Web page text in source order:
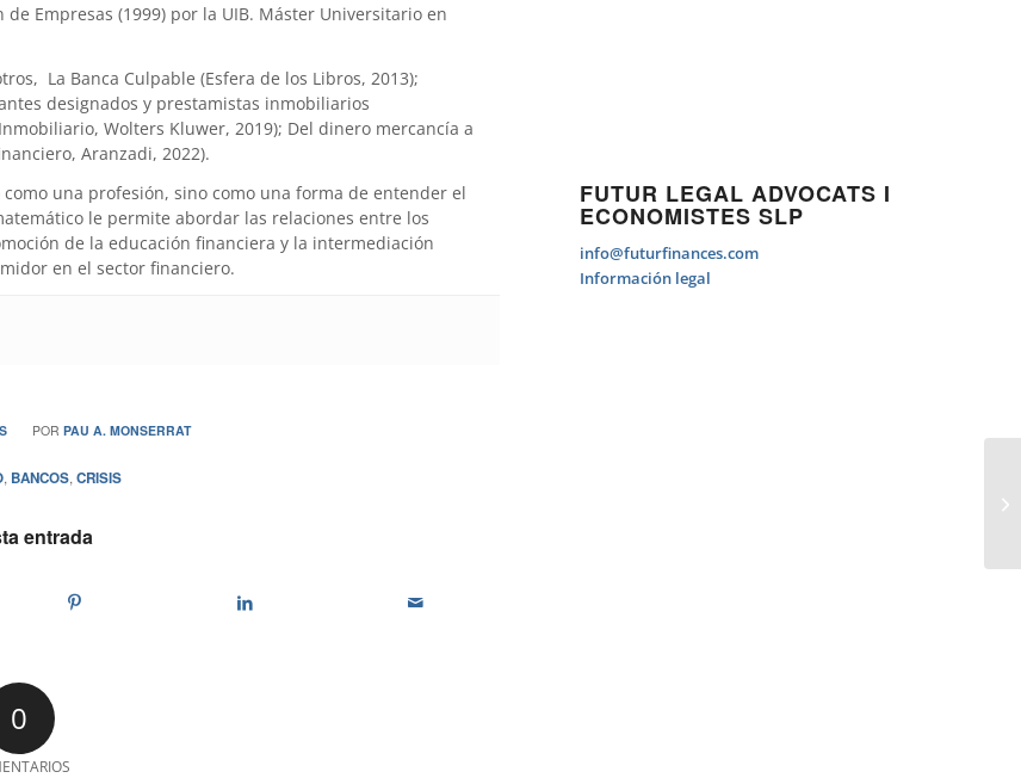
Empresas (1999) por la UIB. Máster Universitario en
La Banca Culpable (Esfera de los Libros, 2013);
designados y prestamistas inmobiliarios
Wolters Kluwer, 2019); Del dinero mercancía a
Aranzadi, 2022).
una profesión, sino como una forma de entender el
le permite abordar las relaciones entre los
de la educación financiera y la intermediación
en el sector financiero.
POR PAU A. MONSERRAT
, BANCOS, CRISIS
entrada
0
FUTUR LEGAL ADVOCATS I
ECONOMISTES SLP
info@futurfinances.com
Información legal